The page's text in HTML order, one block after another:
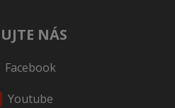
NÁS
Facebook
Youtube